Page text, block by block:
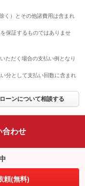
く）とその他諸費用は含まれ
保証するものではありませ
ただく場合の支払い例となり
分として支払い回数に含まれ
ローンについて相談する
合わせ
頼(無料)